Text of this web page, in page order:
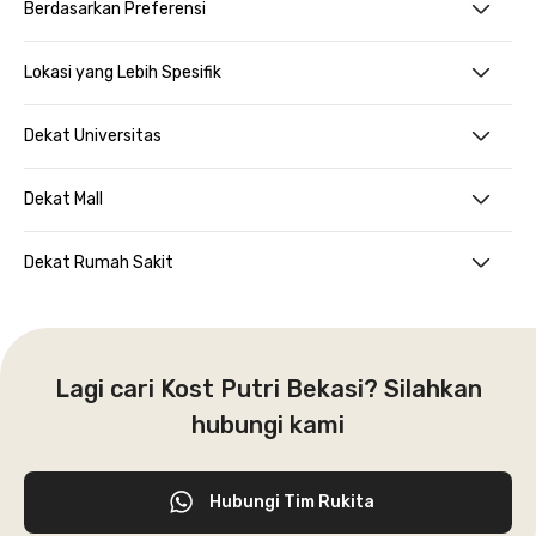
Berdasarkan Preferensi
Lokasi yang Lebih Spesifik
Dekat Universitas
Dekat Mall
Dekat Rumah Sakit
Lagi cari Kost Putri Bekasi? Silahkan
hubungi kami
Hubungi Tim Rukita